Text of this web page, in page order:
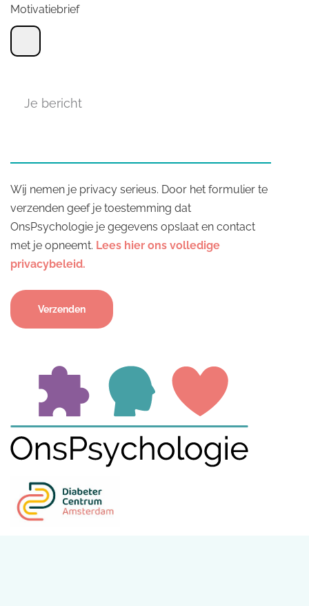
Motivatiebrief
Wij nemen je privacy serieus. Door het formulier te
verzenden geef je toestemming dat
OnsPsychologie je gegevens opslaat en contact
met je opneemt. Lees hier ons volledige
privacybeleid.